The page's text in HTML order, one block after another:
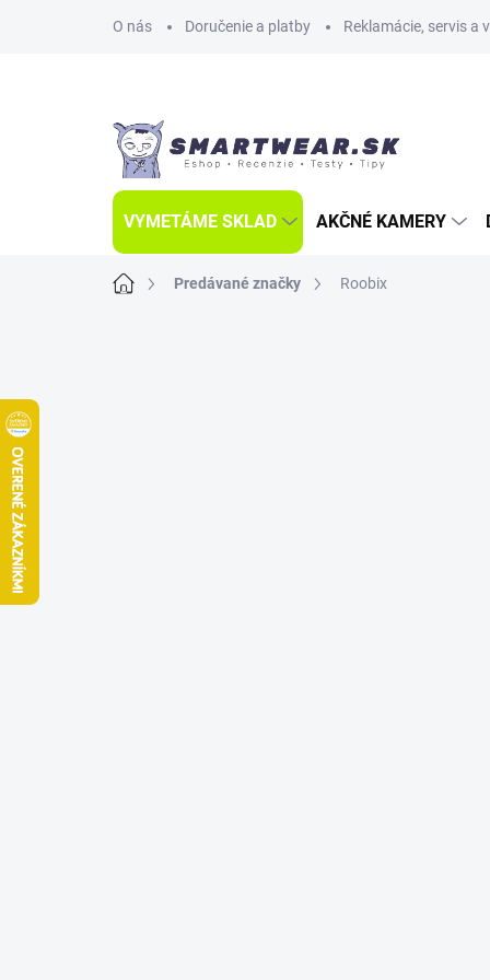
O nás Doručenie a platby Reklamácie, servis a
VYMETÁME SKLAD AKČNÉ KAMERY
DomovPredávané značky Roobix